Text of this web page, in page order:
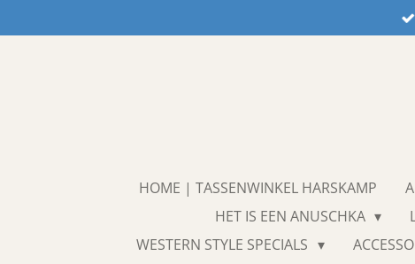
direct
HOME | TASSENWINKEL HARSKAMP
HET IS EEN ANUSCHKA
WESTERN STYLE SPECIALS